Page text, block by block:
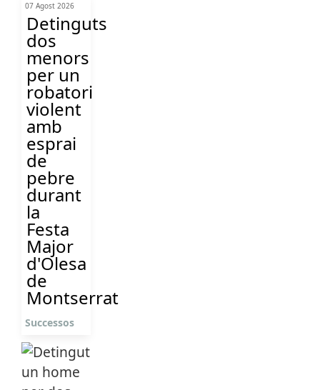
07 Agost 2026
Detinguts
dos
menors
per un
robatori
violent
amb
esprai
de
pebre
durant
la
Festa
Major
d'Olesa
de
Montserrat
Successos